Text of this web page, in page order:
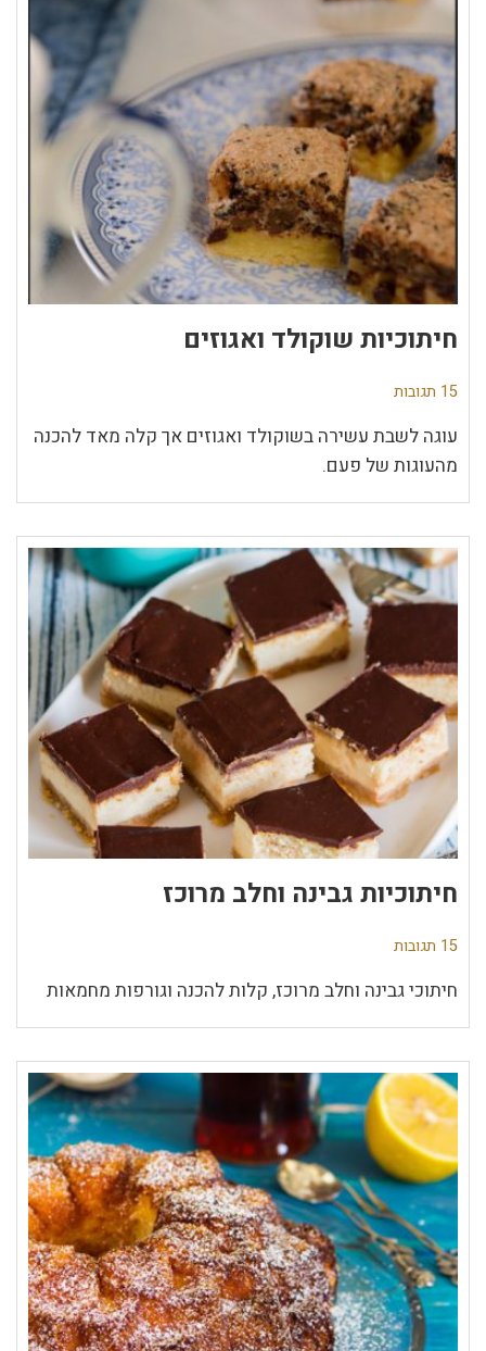
חיתוכיות שוקולד ואגוזים
15 תגובות
עוגה לשבת עשירה בשוקולד ואגוזים אך קלה מאד להכנה
מהעוגות של פעם.
חיתוכיות גבינה וחלב מרוכז
15 תגובות
חיתוכי גבינה וחלב מרוכז, קלות להכנה וגורפות מחמאות